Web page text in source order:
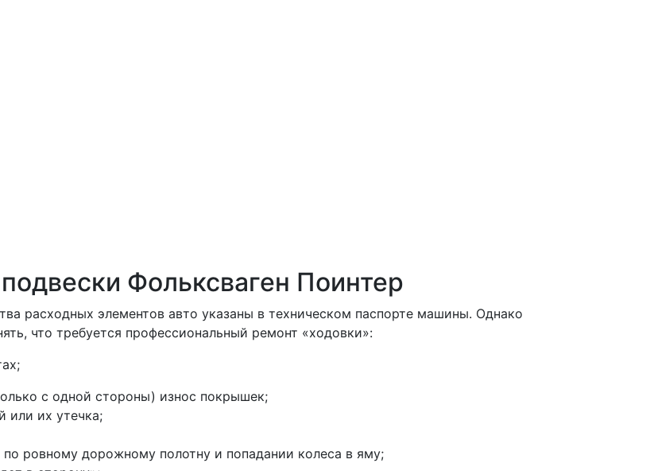
Фольксваген Поинтер
расходных элементов авто указаны в техническом паспорте машины. Однако
что требуется профессиональный ремонт «ходовки»:
с одной стороны) износ покрышек;
или их утечка;
ровному дорожному полотну и попадании колеса в яму;